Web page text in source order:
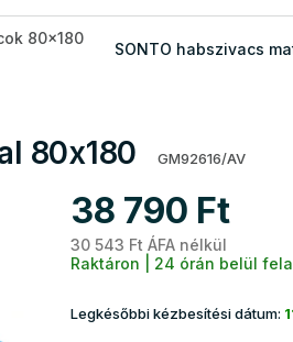
80x180
SONTO habszivacs
80x180 GM92616/AV
38 790 Ft
30 543 Ft ÁFA nélkül
Raktáron | 24 órán belül
Legkésőbbi kézbesítési dátum: